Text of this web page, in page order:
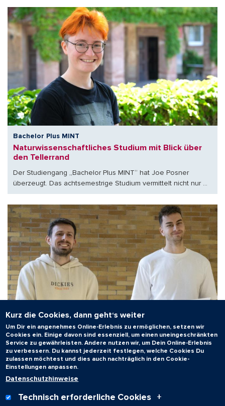
Bachelor Plus MINT
Naturwissenschaftliches Studium mit Blick über
den Tellerrand
Der Studiengang „Bachelor Plus MINT“ hat Joe Posner
überzeugt. Das achtsemestrige Studium vermittelt nicht nur ...
Betriebswirtschaftslehre
Challenge: BWL-Studenten bestehen Praxistest
Zwei Studenten des Kurses "Controlling Analytics Challenge"
wurden jetzt für ihre exzellente Fallstudie mit Preisen der
Horváth & Partner GmbH und der Robert Bosch GmbH ausg ...
Kurz die Cookies, dann geht‘s weiter
Um Dir ein angenehmes Online-Erlebnis zu ermöglichen, setzen wir
Cookies ein. Einige davon sind essenziell, um einen uneingeschränkten
Service zu gewährleisten. Andere nutzen wir, um Dein Online-Erlebnis
zu verbessern. Du kannst jederzeit festlegen, welche Cookies Du
zulassen möchtest und dies auch nachträglich in den Cookie-
Einstellungen anpassen.
Datenschutzhinweise
Technisch erforderliche Cookies